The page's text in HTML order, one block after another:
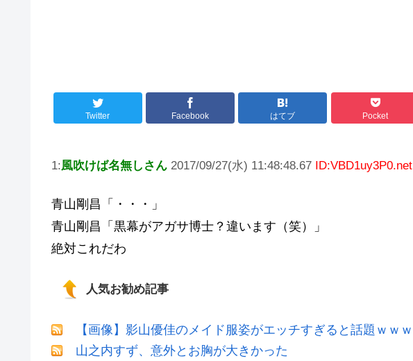
Twitter Facebook はてブ Pocket
1:風吹けば名無しさん 2017/09/27(水) 11:48:48.67 ID:VBD1uy3P0.net
青山剛昌「・・・」
青山剛昌「黒幕がアガサ博士？違います（笑）」
絶対これだわ
人気お勧め記事
【画像】影山優佳のメイド服姿がエッチすぎると話題ｗｗ
山之内すず、意外とお胸が大きかった